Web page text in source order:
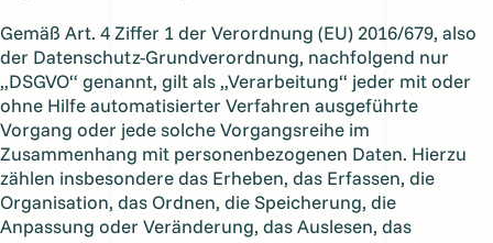
Gemäß Art. 4 Ziffer 1 der Verordnung (EU) 2016/679, also
der Datenschutz-Grundverordnung, nachfolgend nur
„DSGVO“ genannt, gilt als „Verarbeitung“ jeder mit oder
ohne Hilfe automatisierter Verfahren ausgeführte
Vorgang oder jede solche Vorgangsreihe im
Zusammenhang mit personenbezogenen Daten. Hierzu
zählen insbesondere das Erheben, das Erfassen, die
Organisation, das Ordnen, die Speicherung, die
Anpassung oder Veränderung, das Auslesen, das